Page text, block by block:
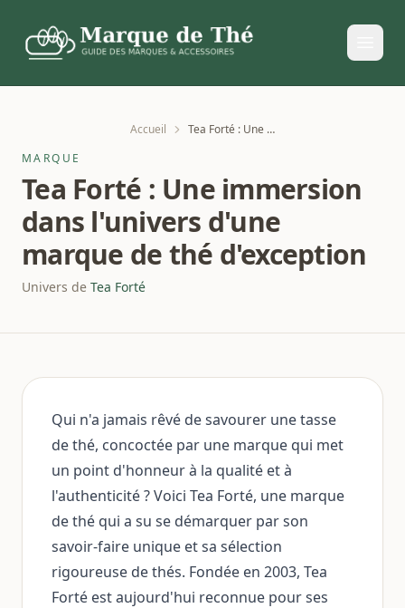
Accueil
Tea Forté : Une immersion dans l'univers d'une marque de thé d'exception
MARQUE
Tea Forté : Une immersion
dans l'univers d'une
marque de thé d'exception
Univers de Tea Forté
Qui n'a jamais rêvé de savourer une tasse
de thé, concoctée par une marque qui met
un point d'honneur à la qualité et à
l'authenticité ? Voici Tea Forté, une marque
de thé qui a su se démarquer par son
savoir-faire unique et sa sélection
rigoureuse de thés. Fondée en 2003, Tea
Forté est aujourd'hui reconnue pour ses